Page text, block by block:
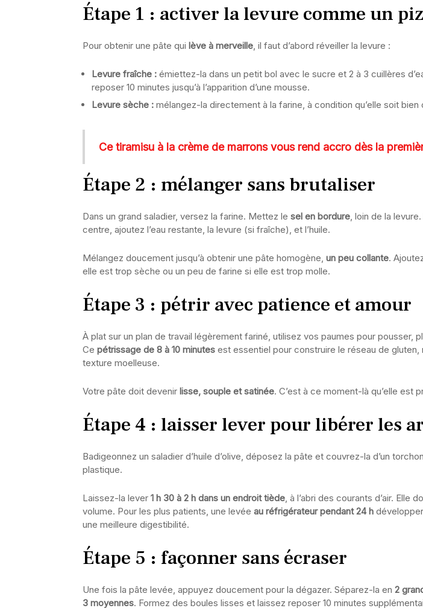
Étape 1 : activer la levure comme un
Pour obtenir une pâte qui lève à merveille , il faut d’abord réveiller la levure :
Levure fraîche : émiettez-la dans un petit bol avec le sucre et 2 à 3 cuillères
reposer 10 minutes jusqu’à l’apparition d’une mousse.
Levure sèche : mélangez-la directement à la farine, à condition qu’elle soit bien
Ce tiramisu à la crème de marrons vous rend accro dès la
Étape 2 : mélanger sans brutaliser
Dans un grand saladier, versez la farine. Mettez le sel en bordure, loin de la
centre, ajoutez l’eau restante, la levure (si fraîche), et l’huile.
Mélangez doucement jusqu’à obtenir une pâte homogène, un peu collante.
elle est trop sèche ou un peu de farine si elle est trop molle.
Étape 3 : pétrir avec patience et amour
À plat sur un plan de travail légèrement fariné, utilisez vos paumes pour pousser,
Ce pétrissage de 8 à 10 minutes est essentiel pour construire le réseau de gluten,
texture moelleuse.
Votre pâte doit devenir lisse, souple et satinée. C’est à ce moment-là qu’elle est
Étape 4 : laisser lever pour libérer les
Badigeonnez un saladier d’huile d’olive, déposez la pâte et couvrez-la d’un
plastique.
Laissez-la lever 1 h 30 à 2 h dans un endroit tiède, à l’abri des courants d’air. Elle
volume. Pour les plus patients, une levée au réfrigérateur pendant 24 h
une meilleure digestibilité.
Étape 5 : façonner sans écraser
Une fois la pâte levée, appuyez doucement pour la dégazer. Séparez-la en 2
3 moyennes. Formez des boules lisses et laissez reposer 10 minutes